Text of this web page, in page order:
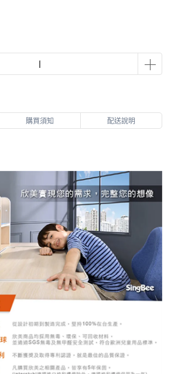
購買須知 配送說明